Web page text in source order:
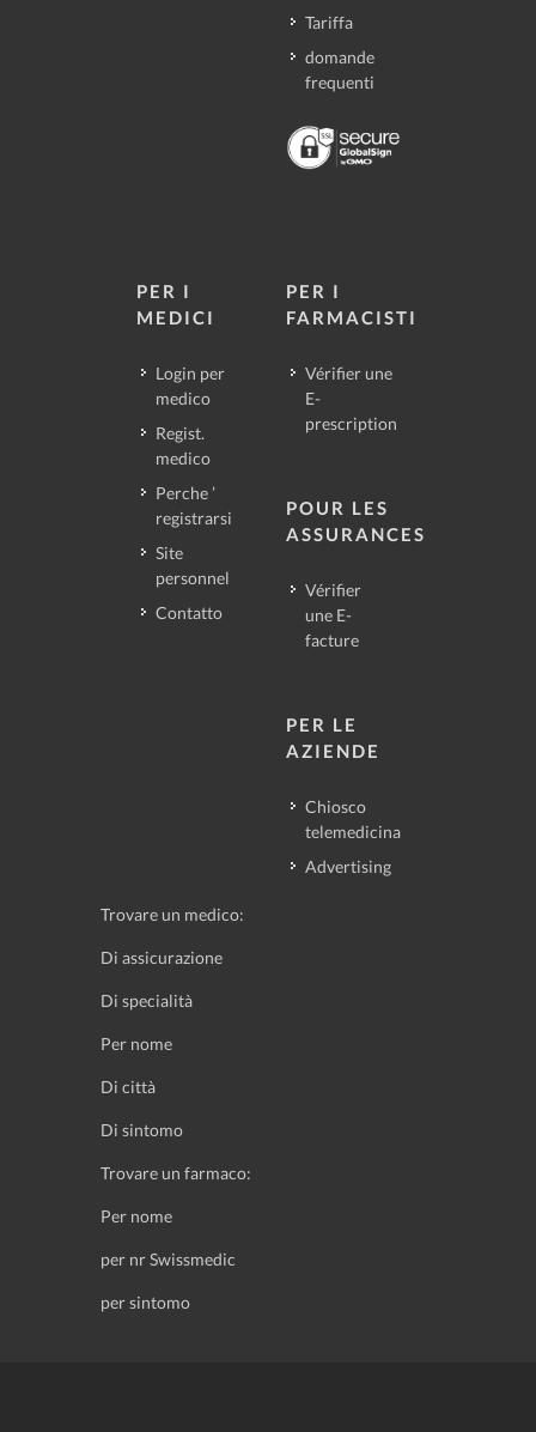
Tariffa
domande
frequenti
PER I
MEDICI
Login per
medico
Regist.
medico
Perche ’
registrarsi
Site
personnel
Contatto
PER I
FARMACISTI
Vérifier une
E-
prescription
POUR LES
ASSURANCES
Vérifier
une E-
facture
PER LE
AZIENDE
Chiosco
telemedicina
Advertising
Trovare un medico:
Di assicurazione
Di specialità
Per nome
Di città
Di sintomo
Trovare un farmaco:
Per nome
per nr Swissmedic
per sintomo